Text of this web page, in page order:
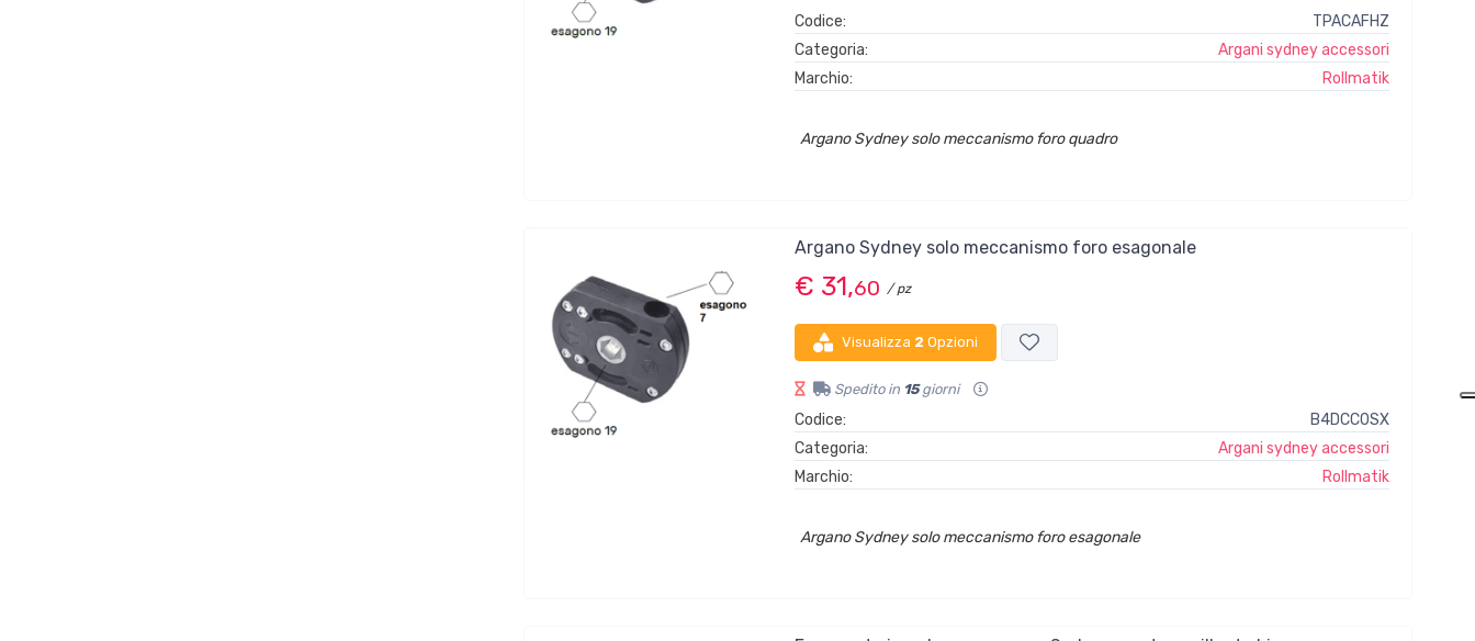
Codice:
TPACAFHZ
Categoria:
Argani sydney accessori
Marchio:
Rollmatik
Argano Sydney solo meccanismo foro quadro
Argano Sydney solo meccanismo foro esagonale
€ 31,60 / pz
Visualizza 2 Opzioni
Spedito in 15giorni
Codice:
B4DCC0SX
Categoria:
Argani sydney accessori
Marchio:
Rollmatik
Argano Sydney solo meccanismo foro esagonale